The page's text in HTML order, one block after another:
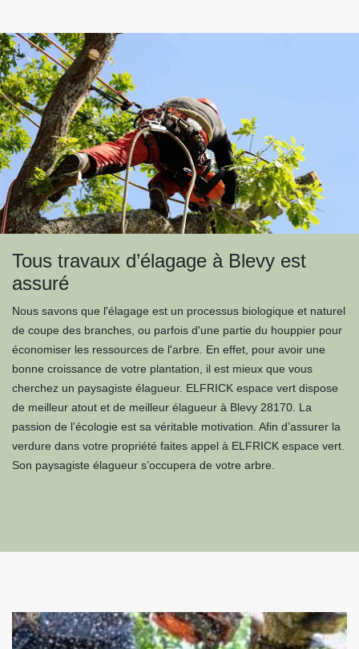
Tous travaux d’élagage à Blevy est
assuré
Nous savons que l'élagage est un processus biologique et naturel
de coupe des branches, ou parfois d'une partie du houppier pour
économiser les ressources de l'arbre. En effet, pour avoir une
bonne croissance de votre plantation, il est mieux que vous
cherchez un paysagiste élagueur. ELFRICK espace vert dispose
de meilleur atout et de meilleur élagueur à Blevy 28170. La
passion de l’écologie est sa véritable motivation. Afin d’assurer la
verdure dans votre propriété faites appel à ELFRICK espace vert.
Son paysagiste élagueur s’occupera de votre arbre.